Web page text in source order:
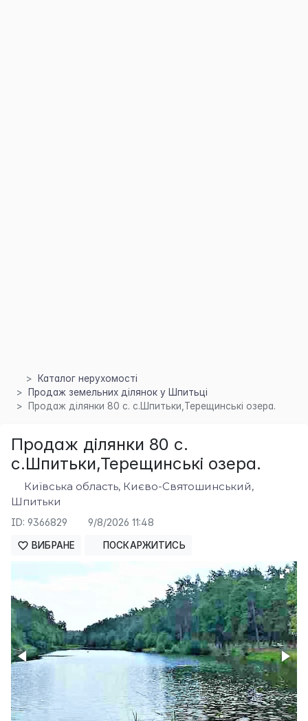
Каталог нерухомості
Продаж земельних ділянок у Шпитьці
Продаж ділянки 80 с. с.Шпитьки,Терещинські озера.
Продаж ділянки 80 с.
с.Шпитьки,Терещинські озера.
Київська область, Києво-Святошинський,
Шпитьки
ID: 9366829 9/8/2026 11:48
ВИБРАНЕ ПОСКАРЖИТИСЬ